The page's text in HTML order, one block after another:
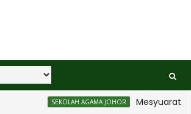
SEKOLAH AGAMA JOHOR Mesyuarat